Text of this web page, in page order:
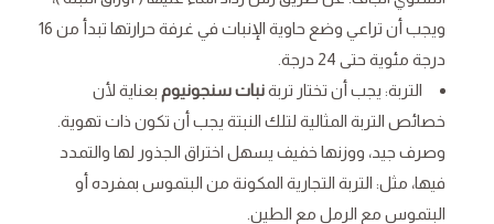
ويجب أن تراعي وضع حاوية الإنبات في غرفة حرارتها تبدأ من 16
درجة مئوية حتى 24 درجة.
التربة: يجب أن تختار تربةنبات سنجونيوم بعناية لأن
خصائص التربة المثالية لتلك النبتة يجب أن تكون ذات تهوية.
وصرف جيد، ووزنها خفيف يسهل اختراق الجذور لها والتمدد
فيها، مثل: التربة التجارية المكونة من البتموس بمفرده أو
البتموس مع الرمل مع الطين.